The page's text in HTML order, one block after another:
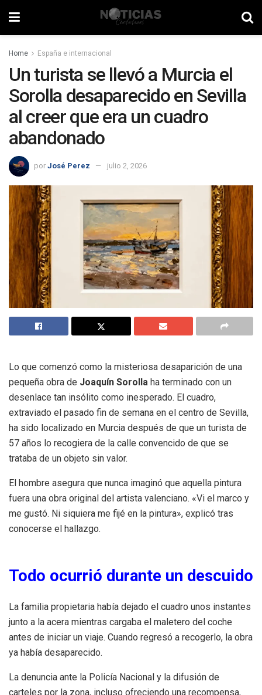
Home España e internacional
Un turista se llevó a Murcia el
Sorolla desaparecido en Sevilla
al creer que era un cuadro
abandonado
por José Perez julio 2, 2026
Lo que comenzó como la misteriosa desaparición de una
pequeña obra de Joaquín Sorolla ha terminado con un
desenlace tan insólito como inesperado. El cuadro,
extraviado el pasado fin de semana en el centro de Sevilla,
ha sido localizado en Murcia después de que un turista de
57 años lo recogiera de la calle convencido de que se
trataba de un objeto sin valor.
El hombre asegura que nunca imaginó que aquella pintura
fuera una obra original del artista valenciano. «Vi el marco y
me gustó. Ni siquiera me fijé en la pintura», explicó tras
conocerse el hallazgo.
Todo ocurrió durante un descuido
La familia propietaria había dejado el cuadro unos instantes
junto a la acera mientras cargaba el maletero del coche
antes de iniciar un viaje. Cuando regresó a recogerlo, la obra
ya había desaparecido.
La denuncia ante la Policía Nacional y la difusión de
carteles por la zona, incluso ofreciendo una recompensa,